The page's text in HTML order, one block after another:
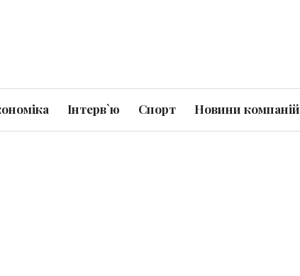
Інтерв`ю Спорт Новини компаній